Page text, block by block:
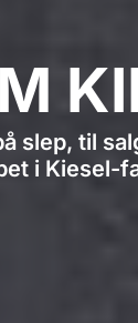
slep, til
i Kiesel-